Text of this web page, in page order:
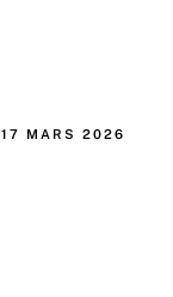
17 MARS 2026